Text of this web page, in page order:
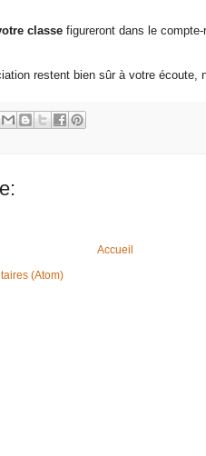
classe figureront dans le
restent bien sûr à votre écoute,
Accueil
(Atom)